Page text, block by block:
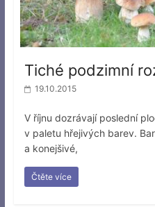
Tiché podzimní
19.10.2015
V říjnu dozrávají poslední
v paletu hřejivých barev.
a konejšivé,
Čtěte více